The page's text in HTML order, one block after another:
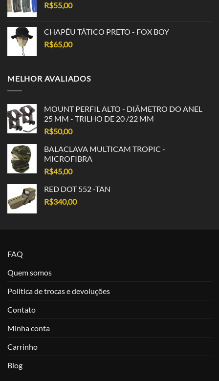
R$55,00
CHAPÉU TÁTICO PRETO - FOX BOY
R$65,00
MELHOR AVALIADOS
MOUNT PERFIL ALTO - DIÂMETRO DO ANEL
25 MM - TRILHO DE 20 /22 MM
R$50,00
BALACLAVA MULTICAM TROPIC -
MICROFIBRA
R$45,00
RED DOT 552 -TAN
R$340,00
FAQ
Quem somos
Politica de trocas e devoluções
Contato
Minha conta
Carrinho
Blog